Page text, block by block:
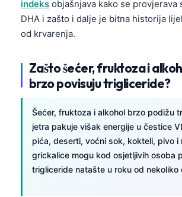
indeks objašnjava kako se provjerava
DHA i zašto i dalje je bitna historija
od krvarenja.
Zašto šećer, fruktoza i
brzo povisuju trigliceride?
Šećer, fruktoza i alkohol brzo podižu
jetra pakuje višak energije u čestice
pića, deserti, voćni sok, kokteli, pivo i
grickalice mogu kod osjetljivih osoba
trigliceride natašte u roku od nekoliko
Кыргызча
Татар теле
Беларуская мова
Esperanto
Ślōnskŏ gŏdka